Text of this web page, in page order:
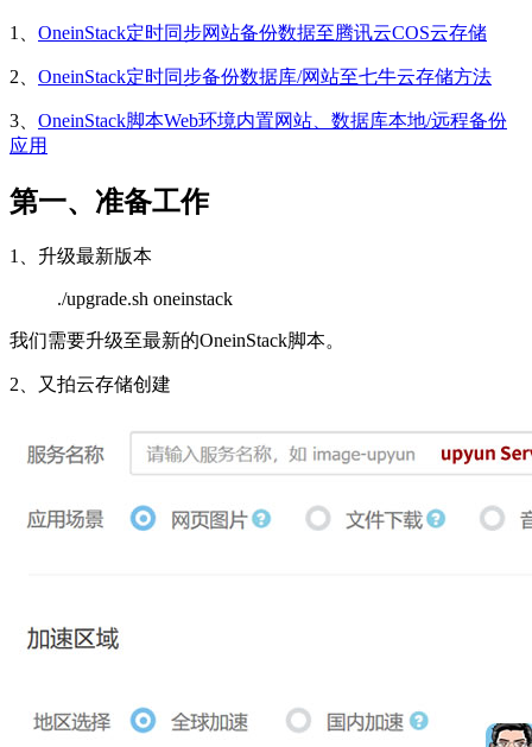
1、 OneinStack定时同步网站备份数据至腾讯云COS云存储
2、 OneinStack定时同步备份数据库/网站至七牛云存储方法
3、 OneinStack脚本Web环境内置网站、数据库本地/远程备份
应用
第一、准备工作
1、升级最新版本
./upgrade.sh oneinstack
我们需要升级至最新的OneinStack脚本。
2、又拍云存储创建